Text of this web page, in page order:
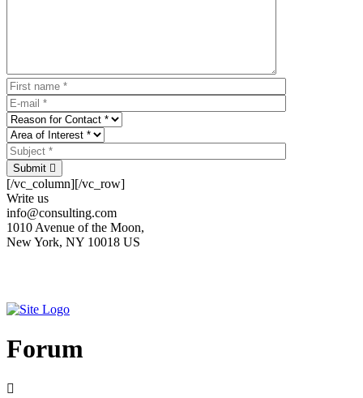
Submit
[/vc_column][/vc_row]
Write us
info@consulting.com
1010 Avenue of the Moon,
New York, NY 10018 US
Forum